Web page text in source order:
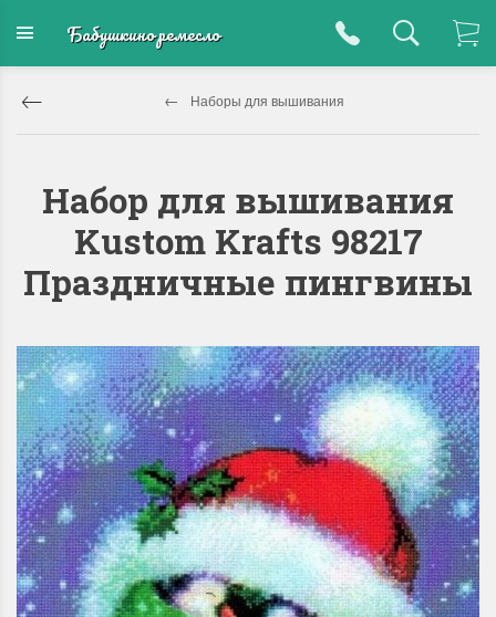
Бабушкино ремесло
Наборы для вышивания
Набор для вышивания
Kustom Krafts 98217
Праздничные пингвины